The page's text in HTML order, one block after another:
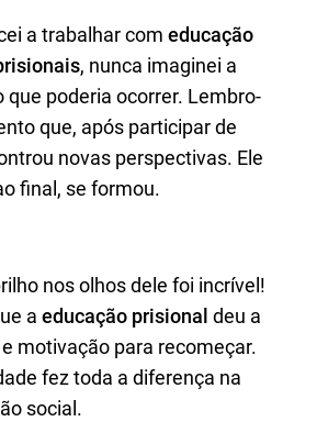
a trabalhar com educação
, nunca imaginei a
poderia ocorrer. Lembro-
que, após participar de
novas perspectivas. Ele
final, se formou.
nos olhos dele foi incrível!
a educação prisional deu a
motivação para recomeçar.
fez toda a diferença na
social.